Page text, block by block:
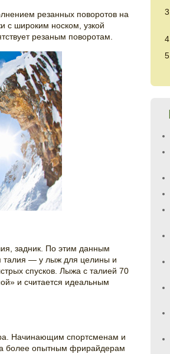
резанных поворотов на
с широким носком, узкой
резаным поворотам.
задник. По этим данным
талия — у лыж для целины и
спусков. Лыжа с талией 70
и считается идеальным
Начинающим спортсменам и
более опытным фрирайдерам